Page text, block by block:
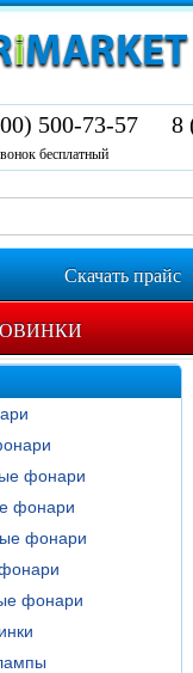
500-73-57
бесплатный
8
Скачать прайс
фонари
фонари
фонари
фонари